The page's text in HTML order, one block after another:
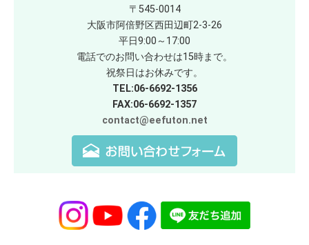
〒545-0014
大阪市阿倍野区西田辺町2-3-26
平日9:00～17:00
電話でのお問い合わせは15時まで。
祝祭日はお休みです。
TEL:06-6692-1356
FAX:06-6692-1357
contact@eefuton.net